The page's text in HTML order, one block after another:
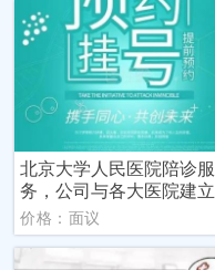
北京大学人民医院陪诊服
务，公司与各大医院建立
价格：面议